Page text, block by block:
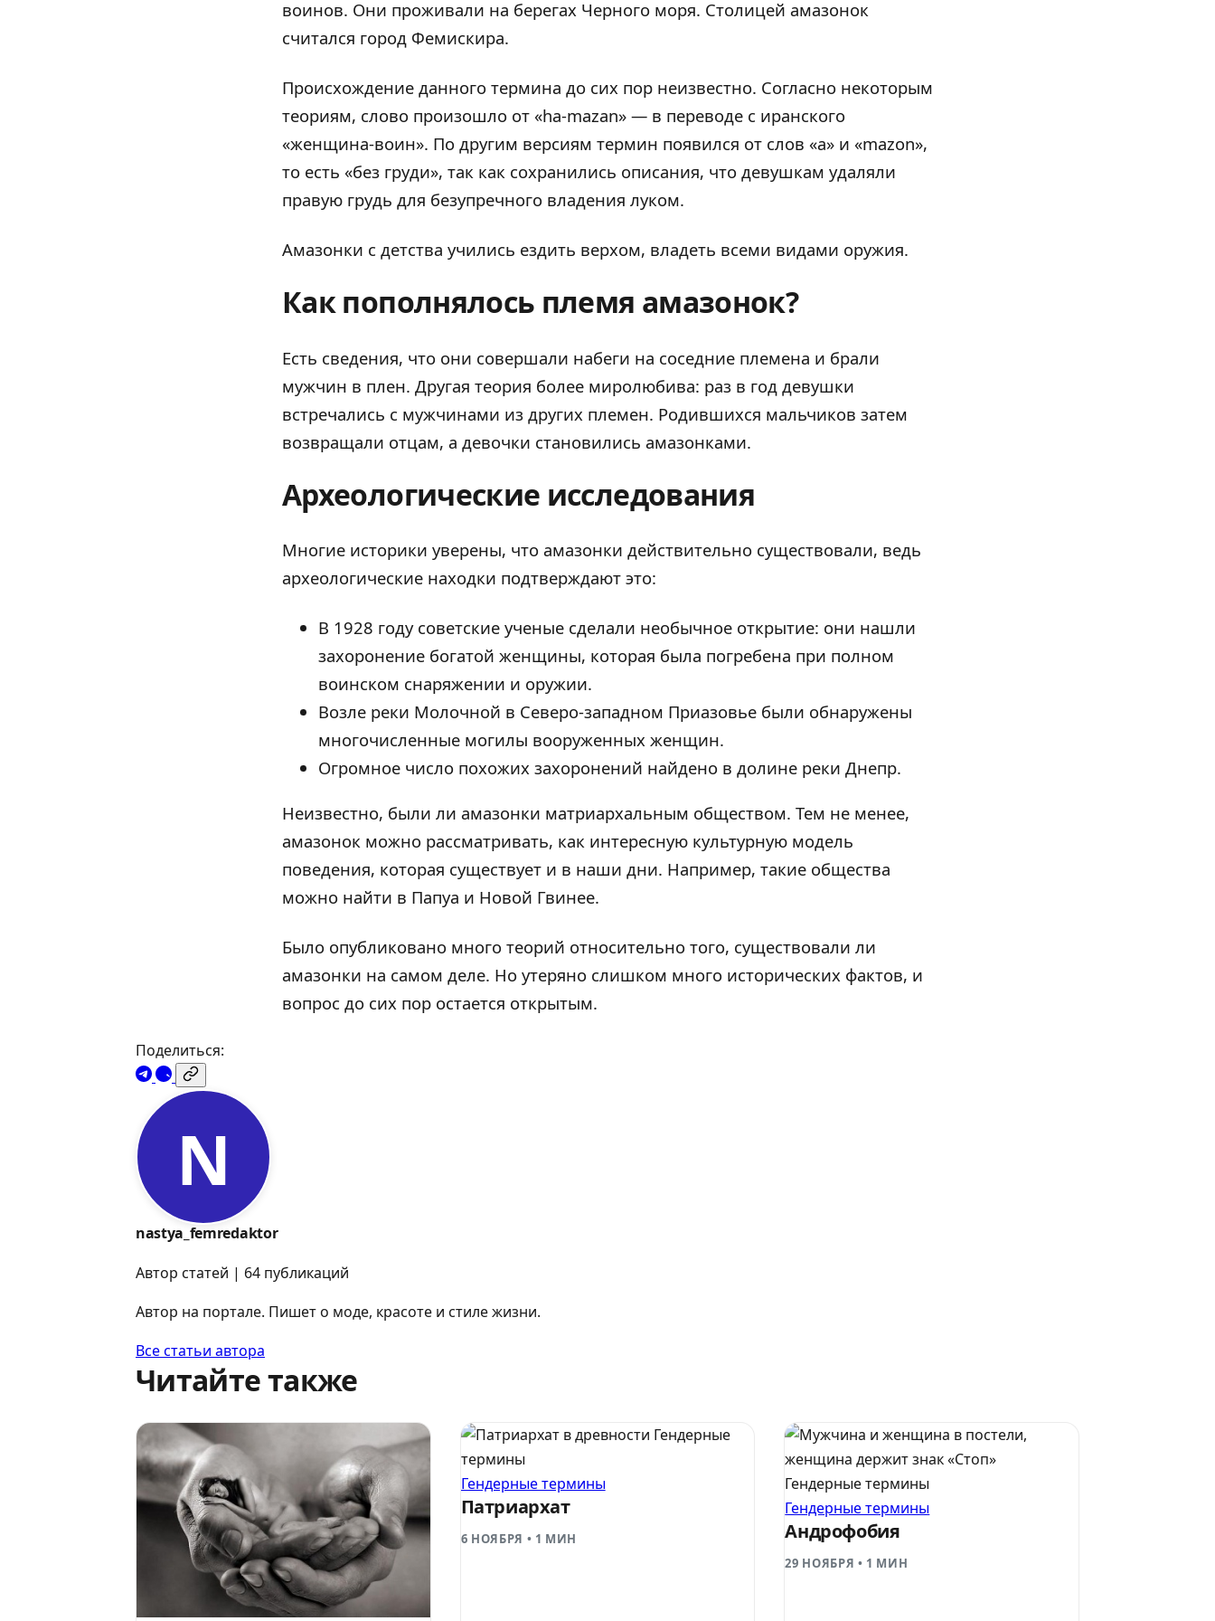
воинов. Они проживали на берегах Черного моря. Столицей амазонок
считался город Фемискира.
Происхождение данного термина до сих пор неизвестно. Согласно некоторым
теориям, слово произошло от «ha-mazan» — в переводе с иранского
«женщина-воин». По другим версиям термин появился от слов «а» и «mazon»,
то есть «без груди», так как сохранились описания, что девушкам удаляли
правую грудь для безупречного владения луком.
Амазонки с детства учились ездить верхом, владеть всеми видами оружия.
Как пополнялось племя амазонок?
Есть сведения, что они совершали набеги на соседние племена и брали
мужчин в плен. Другая теория более миролюбива: раз в год девушки
встречались с мужчинами из других племен. Родившихся мальчиков затем
возвращали отцам, а девочки становились амазонками.
Археологические исследования
Многие историки уверены, что амазонки действительно существовали, ведь
археологические находки подтверждают это:
В 1928 году советские ученые сделали необычное открытие: они нашли
захоронение богатой женщины, которая была погребена при полном
воинском снаряжении и оружии.
Возле реки Молочной в Северо-западном Приазовье были обнаружены
многочисленные могилы вооруженных женщин.
Огромное число похожих захоронений найдено в долине реки Днепр.
Неизвестно, были ли амазонки матриархальным обществом. Тем не менее,
амазонок можно рассматривать, как интересную культурную модель
поведения, которая существует и в наши дни. Например, такие общества
можно найти в Папуа и Новой Гвинее.
Было опубликовано много теорий относительно того, существовали ли
амазонки на самом деле. Но утеряно слишком много исторических фактов, и
вопрос до сих пор остается открытым.
Поделиться:
N
nastya_femredaktor
Автор статей | 64 публикаций
Автор на портале. Пишет о моде, красоте и стиле жизни.
Все статьи автора
Читайте также
Гендерные
термины
Гендерные термины
Патриархат
6 НОЯБРЯ • 1 МИН
Гендерные термины
Гендерные термины
Андрофобия
29 НОЯБРЯ • 1 МИН